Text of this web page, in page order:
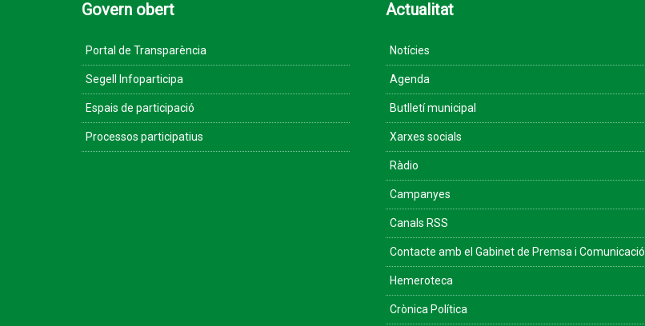
Govern obert
Portal de Transparència
Segell Infoparticipa
Espais de participació
Processos participatius
Actualitat
Notícies
Agenda
Butlletí municipal
Xarxes socials
Ràdio
Campanyes
Canals RSS
Contacte amb el Gabinet de Premsa i Comunicació
Hemeroteca
Crònica Política